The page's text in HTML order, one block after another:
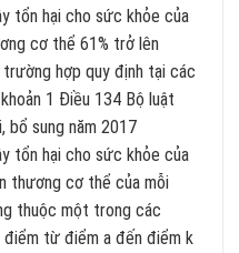
tổn hại cho sức khỏe của
cơ thể 61% trở lên
hợp quy định tại các
1 Điều 134 Bộ luật
bổ sung năm 2017
tổn hại cho sức khỏe của
thương cơ thể của mỗi
thuộc một trong các
từ điểm a đến điểm k